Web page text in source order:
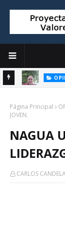
Página Principal
JOVEN.
NAGUA
CARLOS